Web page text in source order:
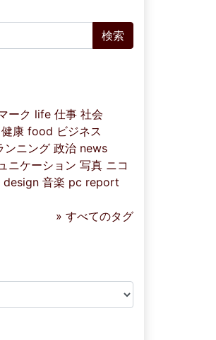
ーク life 仕事 社会
健康 food ビジネス
ンニング 政治 news
ニケーション 写真 ニコ
design 音楽 pc report
» すべてのタグ